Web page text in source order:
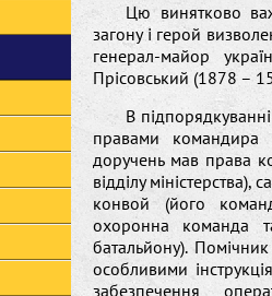
Цю винятково
загону і герой
генерал-майор
Прісовський (1878 –
В
правами командира
доручень мав права
відділу
конвой (його
охоронна команда
батальйону).
особливими
забезпечення